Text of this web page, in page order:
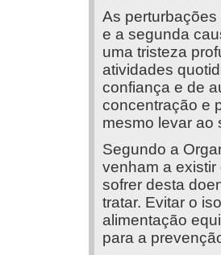
As
e a segunda
uma tristeza
atividades
confiança e de
concentração e
mesmo levar ao
Segundo a
venham a
sofrer desta
tratar. Evitar o
alimentação
para a